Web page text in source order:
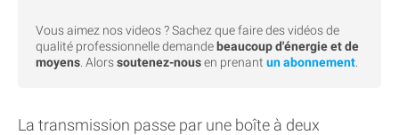
Vous aimez nos videos ? Sachez que faire des vidéos de
qualité professionnelle demande beaucoup d'énergie et de
moyens . Alorssoutenez-nousen prenant un abonnement
La transmission passe par une boîte à deux